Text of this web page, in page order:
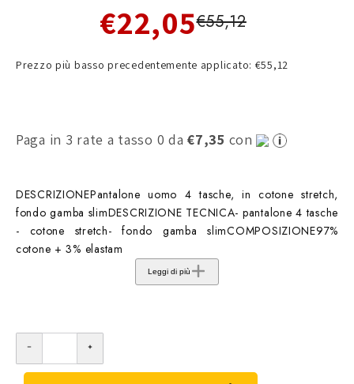
€22,05€55,12
Prezzo più basso precedentemente applicato: €55,12
Paga in 3 rate a tasso 0 da€7,35 con
DESCRIZIONEPantalone uomo 4 tasche, in cotone stretch,
fondo gamba slimDESCRIZIONE TECNICA- pantalone 4 tasche
- cotone stretch- fondo gamba slimCOMPOSIZIONE97%
cotone + 3% elastam
Leggi di più